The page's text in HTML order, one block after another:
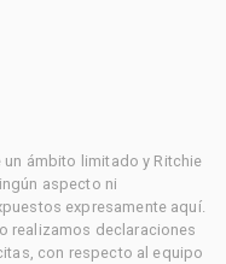
ámbito limitado y Ritchie
aspecto ni
expresamente aquí.
realizamos declaraciones
con respecto al equipo